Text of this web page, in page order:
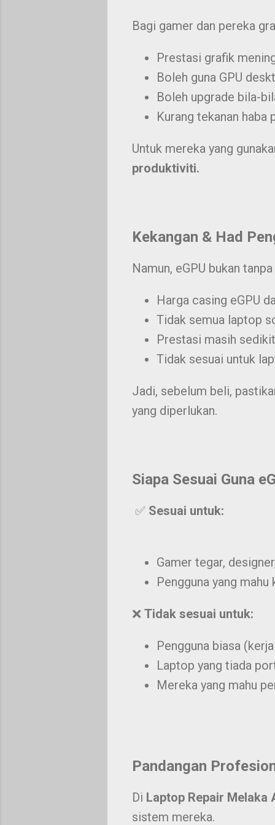
Bagi gamer dan pereka
Prestasi grafik
Boleh guna GPU
Boleh upgrade bila-
Kurang tekanan
Untuk mereka yang
produktiviti.
Kekangan & Had
Namun, eGPU bukan
Harga casing eGPU
Tidak semua laptop
Prestasi masih
Tidak sesuai untuk
Jadi, sebelum beli,
yang diperlukan.
Siapa Sesuai Guna
✅ Sesuai untuk:
Gamer tegar,
Pengguna yang
❌ Tidak sesuai untuk:
Pengguna biasa
Laptop yang tiada
Mereka yang mahu
Pandangan
Di Laptop Repair Melaka
sistem mereka.